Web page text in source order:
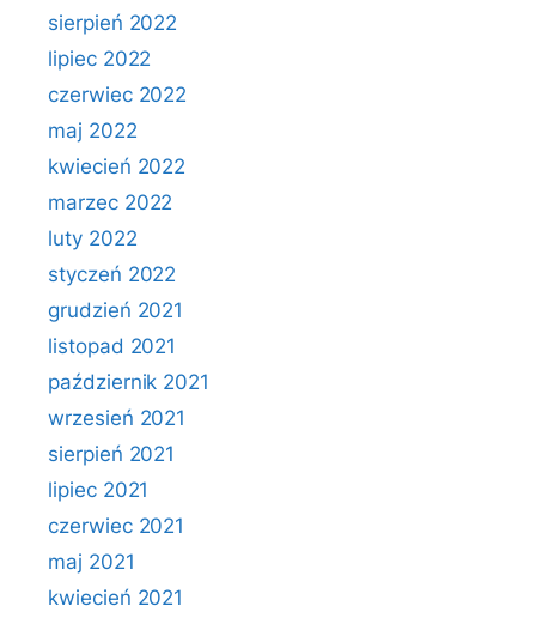
sierpień 2022
lipiec 2022
czerwiec 2022
maj 2022
kwiecień 2022
marzec 2022
luty 2022
styczeń 2022
grudzień 2021
listopad 2021
październik 2021
wrzesień 2021
sierpień 2021
lipiec 2021
czerwiec 2021
maj 2021
kwiecień 2021